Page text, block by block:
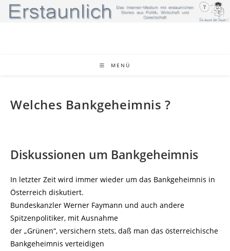
Zum
Inhalt
MENÜ
Welches Bankgeheimnis ?
Diskussionen um Bankgeheimnis
In letzter Zeit wird immer wieder um das Bankgeheimnis in
Österreich diskutiert.
Bundeskanzler Werner Faymann und auch andere
Spitzenpolitiker, mit Ausnahme
der „Grünen“, versichern stets, daß man das österreichische
Bankgeheimnis verteidigen